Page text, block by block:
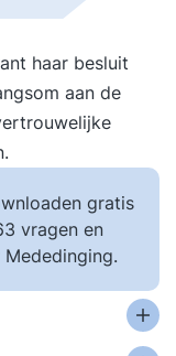
haar besluit
aan de
gratis
vragen en